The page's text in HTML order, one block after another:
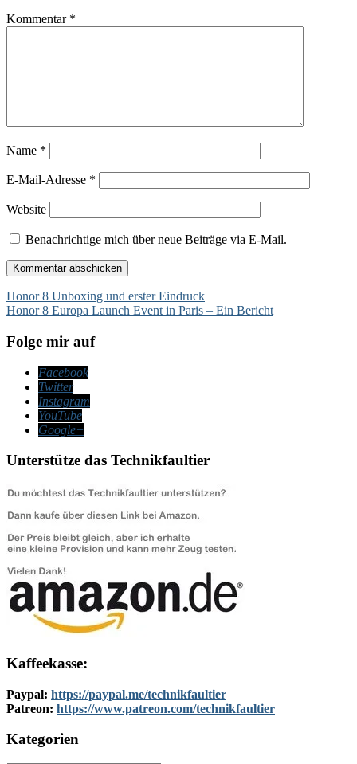
Kommentar *
Name *
E-Mail-Adresse *
Website
Benachrichtige mich über neue Beiträge via E-Mail.
Beitragsnavigation
Honor 8 Unboxing und erster Eindruck
Honor 8 Europa Launch Event in Paris – Ein Bericht
Folge mir auf
Facebook
Twitter
Instagram
YouTube
Google+
Unterstütze das Technikfaultier
Kaffeekasse:
Paypal: https://paypal.me/technikfaultier
Patreon: https://www.patreon.com/technikfaultier
Kategorien